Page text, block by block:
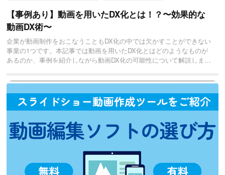
【事例あり】動画を用いたDX化とは！？〜効果的な
動画DX術〜
企業が動画制作をおこなうこともDX化の中では欠かすことができない
事業の1つです。本記事では動画を用いたDX化とはどのようなものが
あるのか、事例を紹介しながら動画DX化の可能性について解説しま